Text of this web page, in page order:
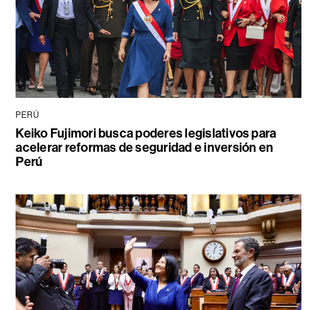
PERÚ
Keiko Fujimori busca poderes legislativos para
acelerar reformas de seguridad e inversión en
Perú